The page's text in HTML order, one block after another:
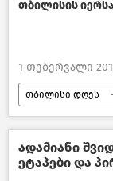
საქართველო
თბილისის
1 თებერვალი
თბილისი დღეს
ადამიანი
ეტაპები და